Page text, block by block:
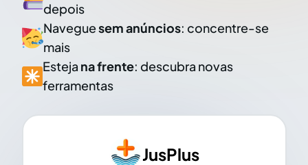
depois
Naveguesem anúncios: concentre-se
mais
Esteja na frente: descubra novas
ferramentas
JusPlus